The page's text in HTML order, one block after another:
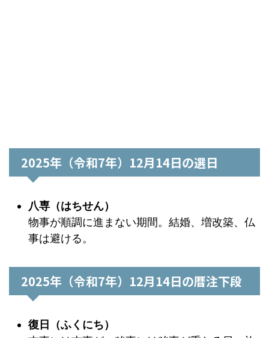
2025年（令和7年）12月14日の選日
八専（はちせん）
物事が順調に進まない期間。結婚、増改築、仏
事は避ける。
2025年（令和7年）12月14日の暦注下段
復日（ふくにち）